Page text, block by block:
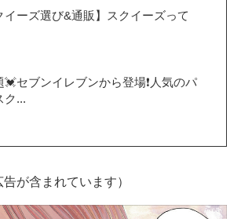
イーズ選び&通販】スクイーズって
💓セブンイレブンから登場❗️人気のパ
ク...
告が含まれています）